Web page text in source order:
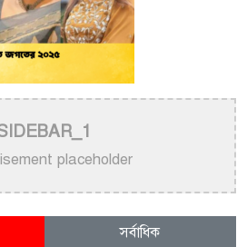
placeholder
সর্বাধিক